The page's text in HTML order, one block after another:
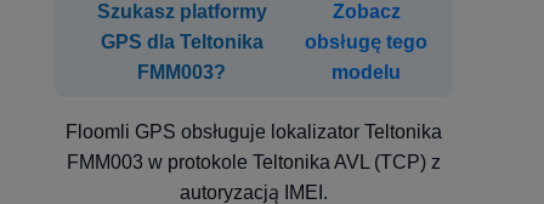
Szukasz platformy
GPS dla Teltonika
FMM003?
Zobacz
obsługę tego
modelu
Floomli GPS obsługuje lokalizator Teltonika
FMM003 w protokole Teltonika AVL (TCP) z
autoryzacją IMEI.